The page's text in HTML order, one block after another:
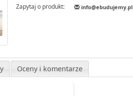
Zapytaj o produkt: info@ebudujemy.pl
Oceny i komentarze